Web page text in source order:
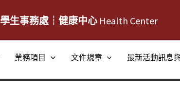
學生事務處┆健康中心 Health Center
業務項目 文件規章 最新活動訊息